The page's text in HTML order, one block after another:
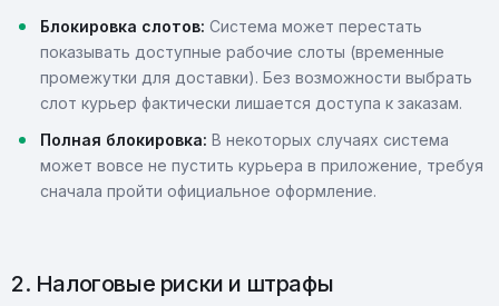
Блокировка слотов: Система может перестать
показывать доступные рабочие слоты (временные
промежутки для доставки). Без возможности выбрать
слот курьер фактически лишается доступа к заказам.
Полная блокировка: В некоторых случаях система
может вовсе не пустить курьера в приложение, требуя
сначала пройти официальное оформление.
2. Налоговые риски и штрафы